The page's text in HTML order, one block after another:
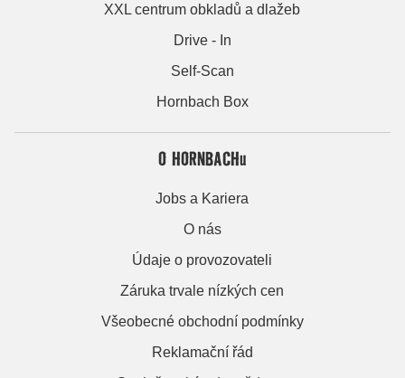
XXL centrum obkladů a dlažeb
Drive - In
Self-Scan
Hornbach Box
O HORNBACHu
Jobs a Kariera
O nás
Údaje o provozovateli
Záruka trvale nízkých cen
Všeobecné obchodní podmínky
Reklamační řád